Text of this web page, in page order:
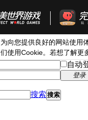
为向您提供良好的网站使用
们使用Cookie。若想了解更
自动
登录
搜索 搜索